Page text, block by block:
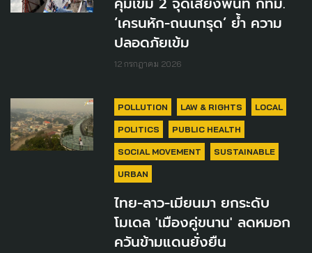
‘เครนหัก-ถนนทรุด’ ย้ำ ความ
ปลอดภัยเข้ม
12 กรกฎาคม 2026
POLLUTION LAW & RIGHTS LOCAL
POLITICS PUBLIC HEALTH
SOCIAL MOVEMENT SUSTAINABLE
URBAN
ไทย-ลาว-เมียนมา ยกระดับ
โมเดล 'เมืองคู่ขนาน' ลดหมอก
ควันข้ามแดนยั่งยืน